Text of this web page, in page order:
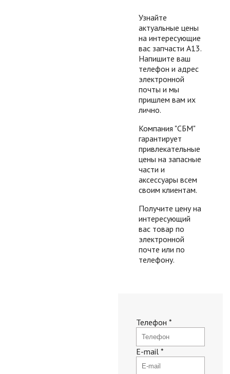
Узнайте
актуальные цены
на интересующие
вас запчасти А13.
Напишите ваш
телефон и адрес
электронной
почты и мы
пришлем вам их
лично.
Компания "СБМ"
гарантирует
привлекательные
цены на запасные
части и
аксессуары всем
своим клиентам.
Получите цену на
интересующий
вас товар по
электронной
почте или по
телефону.
Телефон *
E-mail *